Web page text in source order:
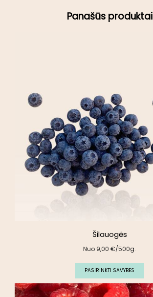
Panašūs produktai
Šilauogės
Nuo 9,00 €/500g.
PASIRINKTI SAVYBES